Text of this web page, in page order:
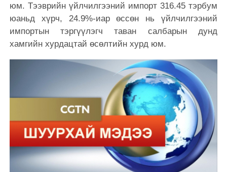
юм. Тээврийн үйлчилгээний импорт 316.45 тэрбум
юаньд хүрч, 24.9%-иар өссөн нь үйлчилгээний
импортын тэргүүлэгч таван салбарын дунд
хамгийн хурдацтай өсөлтийн хурд юм.